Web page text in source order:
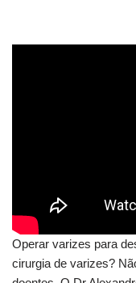
Operar varizes para
cirurgia de varizes?